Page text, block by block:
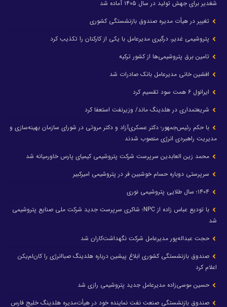
شغدیر برای جهش تولید در سال ۱۴۰۵ آماده شد
تغییر در هیأت مدیره صندوق بازنشستگی کشوری
پتروشیمی غدیر، درگیری مدیرعامل با یکی از کارکنان را تکذیب کرد
تامین برق پتروشیمی‌ها از کشور ترکیه
افشین خانی مدیرعامل بانک صادرات شد
ایرانول ۶ همت سود تقسیم کرد
شریعتمداری در هلدینگ ماند/ وزیرنفت استعفا کرد
با حکم رئیس‌جمهور؛ دکتر عسکری‌آزاد و دکتر مروتی در شورای سازمان بهینه‌سازی و
مدیریت راهبردی انرژی منصوب شدند
محمد زین العابدین سرپرست شرکت پتروشیمی کیمیای پارس خاورمیانه شد
سرپرستی دوباره حسام خوشبین فر در پتروشیمی امیرکبیر
با تودیع عباس زاده از NPC؛ شاکری سرپرست جدید شرکت ملی صنایع پتروشیمی
شد
حجت عبداله‌پور مدیرعامل شرکت نگهداشت‌کاران شد
صندوق بازنشستگی کشوری ابلاغ پیشین درباره هلدینگ صباانرژی را کان‌لم‌یکن
اعلام کرد
حسین موسی‌زاده مدیرعامل جدید پتروشیمی رازی شد
صندوق بازنشستگی صنعت نفت نماینده خود در هیأت‌مدیره هلدینگ خلیج فارس